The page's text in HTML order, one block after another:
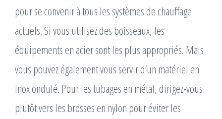
pour se convenir à tous les systèmes de chauffage
actuels. Si vous utilisez des boisseaux, les
équipements en acier sont les plus appropriés. Mais
vous pouvez également vous servir d’un matériel en
inox ondulé. Pour les tubages en métal, dirigez-vous
plutôt vers les brosses en nylon pour éviter les